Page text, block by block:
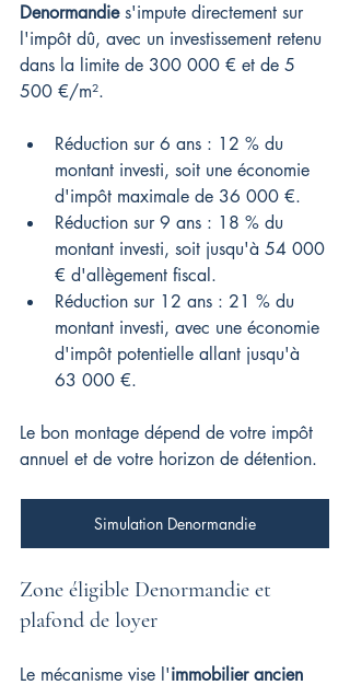
Denormandie s'impute directement sur
l'impôt dû, avec un investissement retenu
dans la limite de 300 000 € et de 5
500 €/m².
Réduction sur 6 ans : 12 % du
montant investi, soit une économie
d'impôt maximale de 36 000 €.
Réduction sur 9 ans : 18 % du
montant investi, soit jusqu'à 54 000
€ d'allègement fiscal.
Réduction sur 12 ans : 21 % du
montant investi, avec une économie
d'impôt potentielle allant jusqu'à
63 000 €.
Le bon montage dépend de votre impôt
annuel et de votre horizon de détention.
Simulation Denormandie
Zone éligible Denormandie et
plafond de loyer
Le mécanisme vise l'immobilier ancien